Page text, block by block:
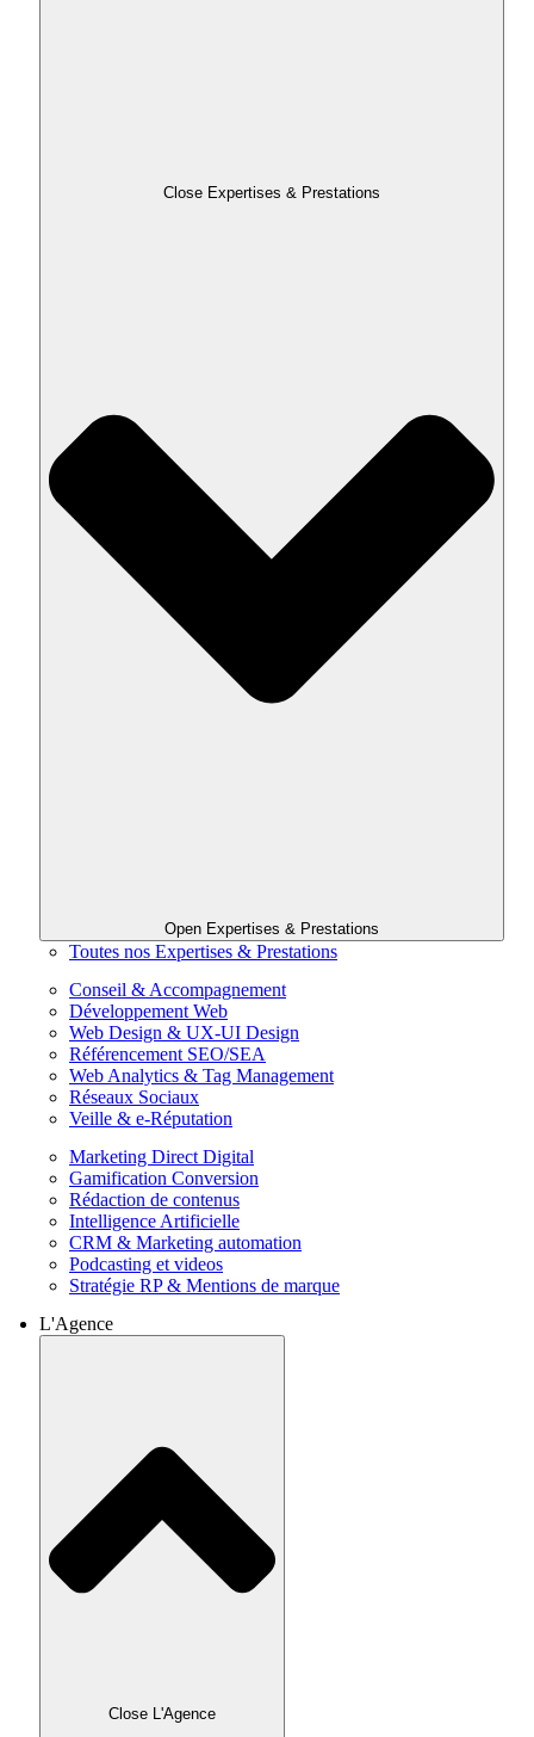
Close Expertises & Prestations
Open Expertises & Prestations
Toutes nos Expertises & Prestations
Conseil & Accompagnement
Développement Web
Web Design & UX-UI Design
Référencement SEO/SEA
Web Analytics & Tag Management
Réseaux Sociaux
Veille & e-Réputation
Marketing Direct Digital
Gamification Conversion
Rédaction de contenus
Intelligence Artificielle
CRM & Marketing automation
Podcasting et videos
Stratégie RP & Mentions de marque
L'Agence
Close L'Agence